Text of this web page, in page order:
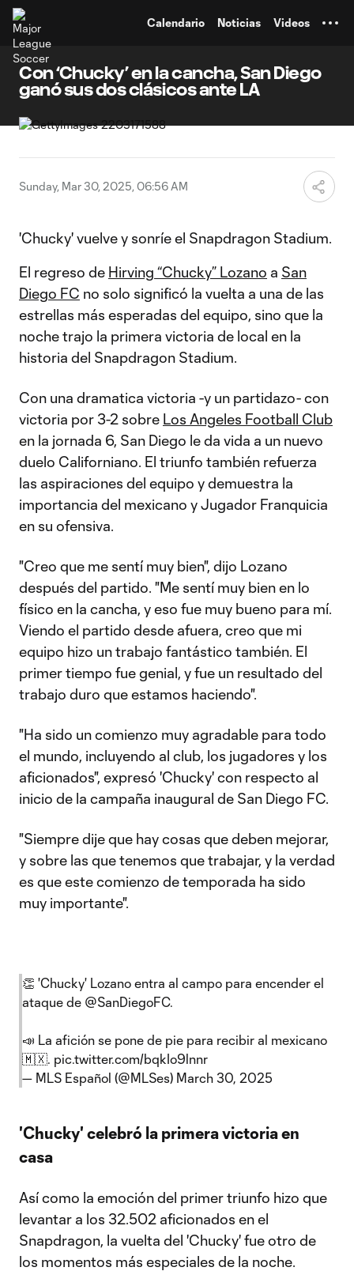
Calendario Noticias Videos
Con ‘Chucky’ en la cancha, San Diego
ganó sus dos clásicos ante LA
Sunday, Mar 30, 2025, 06:56 AM
'Chucky' vuelve y sonríe el Snapdragon Stadium.
El regreso de Hirving “Chucky” Lozano a San
Diego FC no solo significó la vuelta a una de las
estrellas más esperadas del equipo, sino que la
noche trajo la primera victoria de local en la
historia del Snapdragon Stadium.
Con una dramatica victoria -y un partidazo- con
victoria por 3-2 sobre Los Angeles Football Club
en la jornada 6, San Diego le da vida a un nuevo
duelo Californiano. El triunfo también refuerza
las aspiraciones del equipo y demuestra la
importancia del mexicano y Jugador Franquicia
en su ofensiva.
"Creo que me sentí muy bien", dijo Lozano
después del partido. "Me sentí muy bien en lo
físico en la cancha, y eso fue muy bueno para mí.
Viendo el partido desde afuera, creo que mi
equipo hizo un trabajo fantástico también. El
primer tiempo fue genial, y fue un resultado del
trabajo duro que estamos haciendo".
"Ha sido un comienzo muy agradable para todo
el mundo, incluyendo al club, los jugadores y los
aficionados", expresó 'Chucky' con respecto al
inicio de la campaña inaugural de San Diego FC.
"Siempre dije que hay cosas que deben mejorar,
y sobre las que tenemos que trabajar, y la verdad
es que este comienzo de temporada ha sido
muy importante".
👏 'Chucky' Lozano entra al campo para encender el
ataque de @SanDiegoFC.
📣 La afición se pone de pie para recibir al mexicano
🇲🇽. pic.twitter.com/bqkIo9lnnr
— MLS Español (@MLSes) March 30, 2025
'Chucky' celebró la primera victoria en
casa
Así como la emoción del primer triunfo hizo que
levantar a los 32.502 aficionados en el
Snapdragon, la vuelta del 'Chucky' fue otro de
los momentos más especiales de la noche.